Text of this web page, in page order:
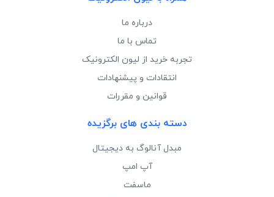
درباره ما
تماس با ما
تجربه خرید از لیون الکترونیک
انتقادات و پیشنهادات
قوانین و مقررات
دسته بندی های برگزیده
مبدل آنالوگ به دیجیتال
آپ امپ
ماسفت